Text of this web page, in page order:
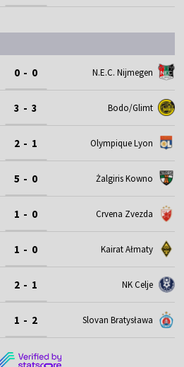
0 - 0 N.E.C. Nijmegen
3 - 3 Bodo/Glimt
2 - 1 Olympique Lyon
5 - 0 Żalgiris Kowno
1 - 0 Crvena Zvezda
1 - 0 Kairat Ałmaty
2 - 1 NK Celje
1 - 2 Slovan Bratysława